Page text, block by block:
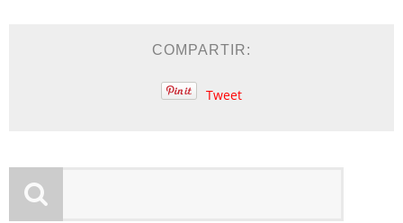
COMPARTIR:
Tweet